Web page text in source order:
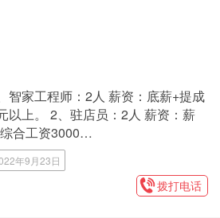
智家工程师：2人 薪资：底薪+提成
以上。 2、驻店员：2人 薪资：薪
合工资3000…
年9月23日
拨打电话